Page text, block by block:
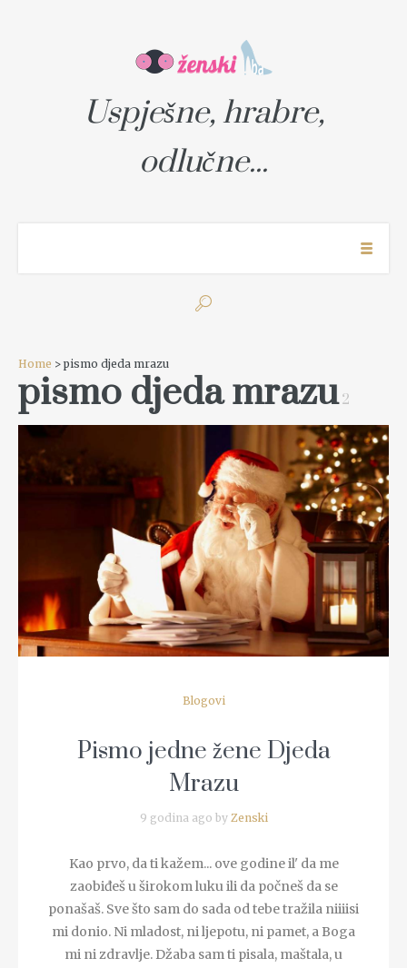
Uspješne, hrabre,
odlučne...
Home > pismo djeda mrazu
pismo djeda mrazu2
READ MORE
Blogovi
Pismo jedne žene Djeda
Mrazu
9 godina ago by Zenski
Kao prvo, da ti kažem... ove godine il' da me
zaobiđeš u širokom luku ili da počneš da se
ponašaš. Sve što sam do sada od tebe tražila niiiisi
mi donio. Ni mladost, ni ljepotu, ni pamet, a Boga
mi ni zdravlje. Džaba sam ti pisala, maštala, u